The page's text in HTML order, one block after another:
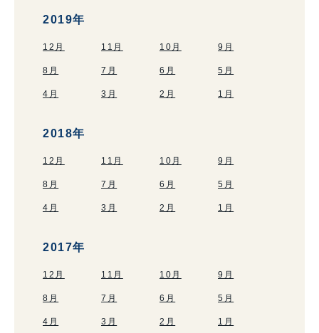
2019年
12月 11月 10月 9月
8月 7月 6月 5月
4月 3月 2月 1月
2018年
12月 11月 10月 9月
8月 7月 6月 5月
4月 3月 2月 1月
2017年
12月 11月 10月 9月
8月 7月 6月 5月
4月 3月 2月 1月